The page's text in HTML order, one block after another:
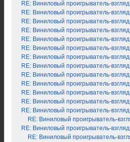
RE: Виниловый проигрыватель-
RE: Виниловый проигрыватель-
RE: Виниловый проигрыватель-
RE: Виниловый проигрыватель-
RE: Виниловый проигрыватель-
RE: Виниловый проигрыватель-
RE: Виниловый проигрыватель-
RE: Виниловый проигрыватель-
RE: Виниловый проигрыватель-
RE: Виниловый проигрыватель-
RE: Виниловый проигрыватель-
RE: Виниловый проигрыватель-
RE: Виниловый проигрыватель-
RE: Виниловый проигрыватель-
RE: Виниловый проигрыватель-
RE: Виниловый проигрыватель-